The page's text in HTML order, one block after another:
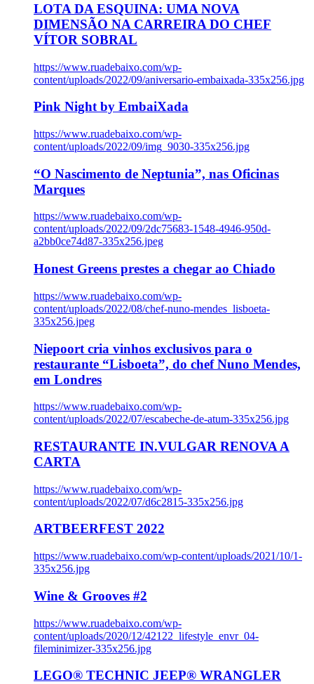
LOTA DA ESQUINA: UMA NOVA
DIMENSÃO NA CARREIRA DO CHEF
VÍTOR SOBRAL
https://www.ruadebaixo.com/wp-
content/uploads/2022/09/aniversario-embaixada-335x256.jpg
Pink Night by EmbaiXada
https://www.ruadebaixo.com/wp-
content/uploads/2022/09/img_9030-335x256.jpg
“O Nascimento de Neptunia”, nas Oficinas
Marques
https://www.ruadebaixo.com/wp-
content/uploads/2022/09/2dc75683-1548-4946-950d-
a2bb0ce74d87-335x256.jpeg
Honest Greens prestes a chegar ao Chiado
https://www.ruadebaixo.com/wp-
content/uploads/2022/08/chef-nuno-mendes_lisboeta-
335x256.jpeg
Niepoort cria vinhos exclusivos para o
restaurante “Lisboeta”, do chef Nuno Mendes,
em Londres
https://www.ruadebaixo.com/wp-
content/uploads/2022/07/escabeche-de-atum-335x256.jpg
RESTAURANTE IN.VULGAR RENOVA A
CARTA
https://www.ruadebaixo.com/wp-
content/uploads/2022/07/d6c2815-335x256.jpg
ARTBEERFEST 2022
https://www.ruadebaixo.com/wp-content/uploads/2021/10/1-
335x256.jpg
Wine & Grooves #2
https://www.ruadebaixo.com/wp-
content/uploads/2020/12/42122_lifestyle_envr_04-
fileminimizer-335x256.jpg
LEGO® TECHNIC JEEP® WRANGLER